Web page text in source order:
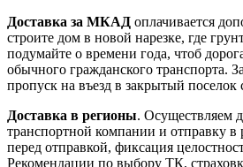
Доставка за МКАД оплачивается
строите дом в новой нарезке, где
подумайте о времени года, чтоб
обычного гражданского транспорта.
пропуск на въезд в закрытый поселок
Доставка в регионы. Осуществляем
транспортной компании и отправку
перед отправкой, фиксация
Рекомендации по выбору ТК,